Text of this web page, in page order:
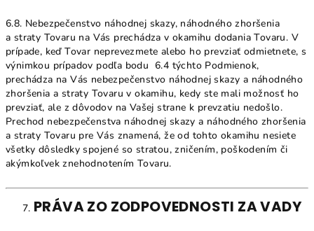
6.8. Nebezpečenstvo náhodnej skazy, náhodného zhoršenia
a straty Tovaru na Vás prechádza v okamihu dodania Tovaru. V
prípade, keď Tovar neprevezmete alebo ho prevziať odmietnete, s
výnimkou prípadov podľa bodu 6.4 týchto Podmienok,
prechádza na Vás nebezpečenstvo náhodnej skazy a náhodného
zhoršenia a straty Tovaru v okamihu, kedy ste mali možnosť ho
prevziať, ale z dôvodov na Vašej strane k prevzatiu nedošlo.
Prechod nebezpečenstva náhodnej skazy a náhodného zhoršenia
a straty Tovaru pre Vás znamená, že od tohto okamihu nesiete
všetky dôsledky spojené so stratou, zničením, poškodením či
akýmkoľvek znehodnotením Tovaru.
PRÁVA ZO ZODPOVEDNOSTI ZA VADY